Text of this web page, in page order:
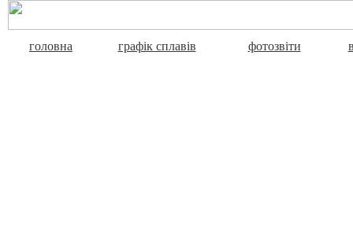
головна графік сплавів фотозвіти